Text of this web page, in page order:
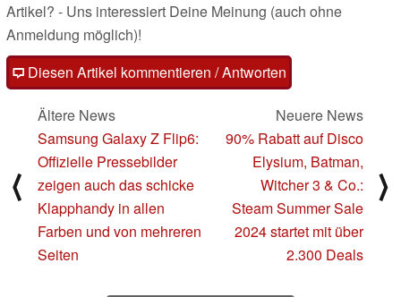
Artikel? - Uns interessiert Deine Meinung (auch ohne
Anmeldung möglich)!
Diesen Artikel kommentieren / Antworten
⟨
Ältere News
Samsung Galaxy Z Flip6:
Offizielle Pressebilder
zeigen auch das schicke
Klapphandy in allen
Farben und von mehreren
Seiten
Neuere News
90% Rabatt auf Disco
Elysium, Batman,
Witcher 3 & Co.:
Steam Summer Sale
2024 startet mit über
2.300 Deals
⟩